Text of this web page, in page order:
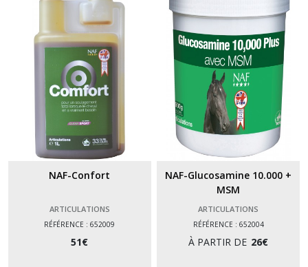
NAF-Confort
ARTICULATIONS
RÉFÉRENCE : 652009
51€
NAF-Glucosamine 10.000 +
MSM
ARTICULATIONS
RÉFÉRENCE : 652004
À PARTIR DE 26€
(1)
résultats